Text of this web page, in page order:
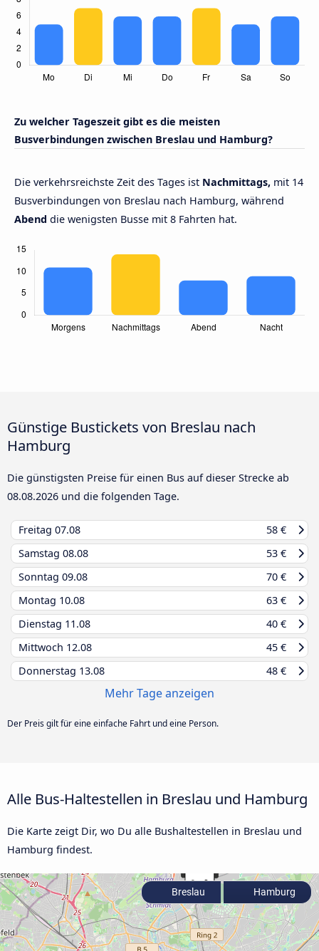
Zu welcher Tageszeit gibt es die meisten
Busverbindungen zwischen Breslau und Hamburg?
Die verkehrsreichste Zeit des Tages ist Nachmittags, mit 14
Busverbindungen von Breslau nach Hamburg, während
Abend die wenigsten Busse mit 8 Fahrten hat.
Günstige Bustickets von Breslau nach
Hamburg
Die günstigsten Preise für einen Bus auf dieser Strecke ab
08.08.2026 und die folgenden Tage.
Freitag 07.08
58 €
Samstag 08.08
53 €
Sonntag 09.08
70 €
Montag 10.08
63 €
Dienstag 11.08
40 €
Mittwoch 12.08
45 €
Donnerstag 13.08 48 €
Mehr Tage anzeigen
Der Preis gilt für eine einfache Fahrt und eine Person.
Alle Bus-Haltestellen in Breslau und Hamburg
Die Karte zeigt Dir, wo Du alle Bushaltestellen in Breslau und
Hamburg findest.
Breslau Hamburg